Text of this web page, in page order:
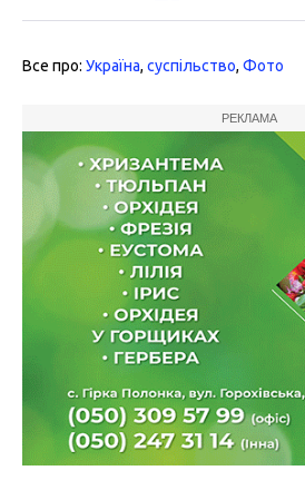
Все про: Україна, суспільство, Фото
РЕКЛАМА